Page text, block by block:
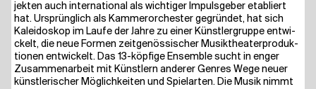
jek­ten auch inter­na­tio­nal als wich­ti­ger Impuls­ge­ber eta­bliert
hat. Ursprüng­lich als Kam­mer­or­ches­ter gegrün­det, hat sich
Kalei­do­skop im Lau­fe der Jah­re zu einer Künst­ler­grup­pe ent­wi­
ckelt, die neue For­men zeit­ge­nös­si­scher Musik­thea­ter­pro­duk­
tio­nen ent­wi­ckelt. Das 13-köp­fi­ge Ensem­ble sucht in enger
Zusam­men­ar­beit mit Künst­lern ande­rer Gen­res Wege neu­er
künst­le­ri­scher Mög­lich­kei­ten und Spiel­ar­ten. Die Musik nimmt